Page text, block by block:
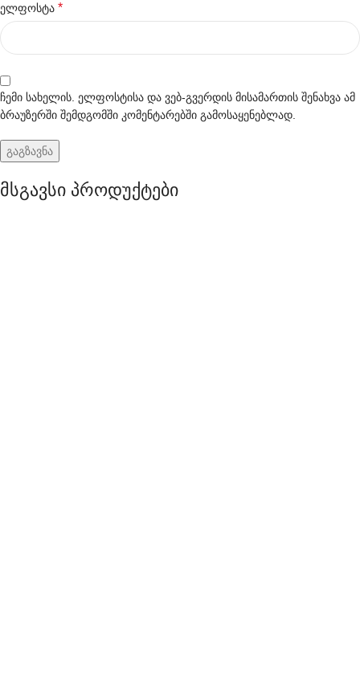
ელფოსტა *
ჩემი სახელის. ელფოსტისა და ვებ-გვერდის მისამართის შენახვა ამ
ბრაუზერში შემდგომში კომენტარებში გამოსაყენებლად.
მსგავსი პროდუქტები